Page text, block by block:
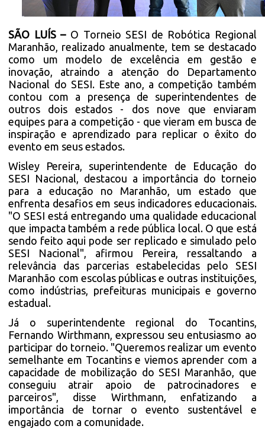
SÃO LUÍS –O Torneio SESI de Robótica Regional
Maranhão, realizado anualmente, tem se destacado
como um modelo de excelência em gestão e
inovação, atraindo a atenção do Departamento
Nacional do SESI. Este ano, a competição também
contou com a presença de superintendentes de
outros dois estados - dos nove que enviaram
equipes para a competição - que vieram em busca de
inspiração e aprendizado para replicar o êxito do
evento em seus estados.
Wisley Pereira, superintendente de Educação do
SESI Nacional, destacou a importância do torneio
para a educação no Maranhão, um estado que
enfrenta desafios em seus indicadores educacionais.
"O SESI está entregando uma qualidade educacional
que impacta também a rede pública local. O que está
sendo feito aqui pode ser replicado e simulado pelo
SESI Nacional", afirmou Pereira, ressaltando a
relevância das parcerias estabelecidas pelo SESI
Maranhão com escolas públicas e outras instituições,
como indústrias, prefeituras municipais e governo
estadual.
Já o superintendente regional do Tocantins,
Fernando Wirthmann, expressou seu entusiasmo ao
participar do torneio. "Queremos realizar um evento
semelhante em Tocantins e viemos aprender com a
capacidade de mobilização do SESI Maranhão, que
conseguiu atrair apoio de patrocinadores e
parceiros", disse Wirthmann, enfatizando a
importância de tornar o evento sustentável e
engajado com a comunidade.